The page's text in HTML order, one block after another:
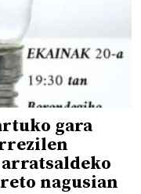
gara
arratsaldeko
nagusian